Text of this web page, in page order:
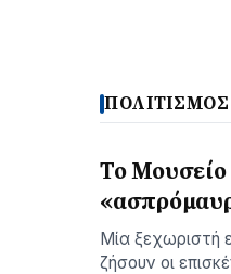
ΠΟΛΙΤΙΣΜΟΣ
Το Μουσείο
Μία ξεχωριστή
ζήσουν οι